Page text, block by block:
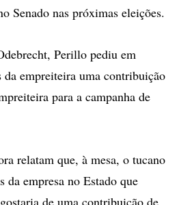
Senado nas próximas eleições.
Perillo pediu em
da empreiteira uma contribuição
para a campanha de
relatam que, à mesa, o tucano
da empresa no Estado que
de uma contribuição de